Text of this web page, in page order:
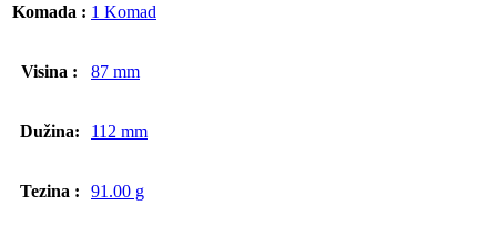
Komada : 1 Komad
Visina : 87 mm
Dužina: 112 mm
Tezina : 91.00 g